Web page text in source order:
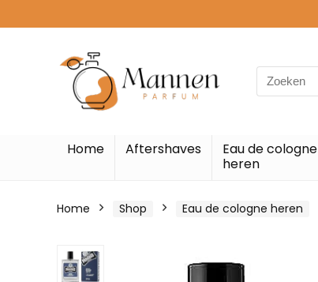
Search
for:
Home Aftershaves
Eau de cologne
heren
Home Shop Eau de cologne heren